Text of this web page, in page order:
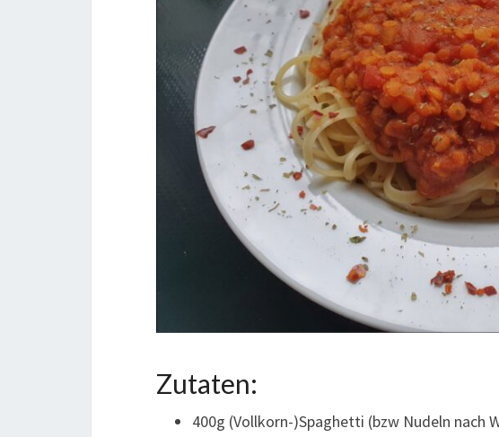
Zutaten:
400g (Vollkorn-)Spaghetti (bzw Nudeln nach